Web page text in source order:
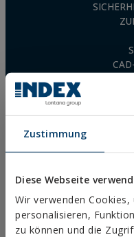
Zustimmung
Diese Webseite
Wir verwenden
personalisieren,
zu können und die
Rechtliche Hinweise
Verwendung von
Allgemeine
Ethischer Kanal